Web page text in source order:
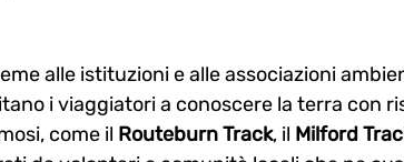
alle istituzioni e alle associazioni
i viaggiatori a conoscere la terra con
come il Routeburn Track, il Milford